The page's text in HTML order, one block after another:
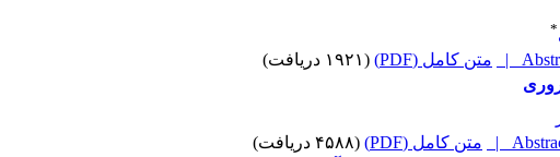
*
متن کامل (PDF)
(۱۹۲۱ دریافت)
متن کامل (PDF)
(۴۵۸۸ دریافت)